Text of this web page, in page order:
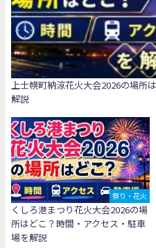
上士幌町納涼花火大会2026の場所
解説
祭り・花火
くしろ港まつり花火大会2026の場
所はどこ？時間・アクセス・駐車
場を解説